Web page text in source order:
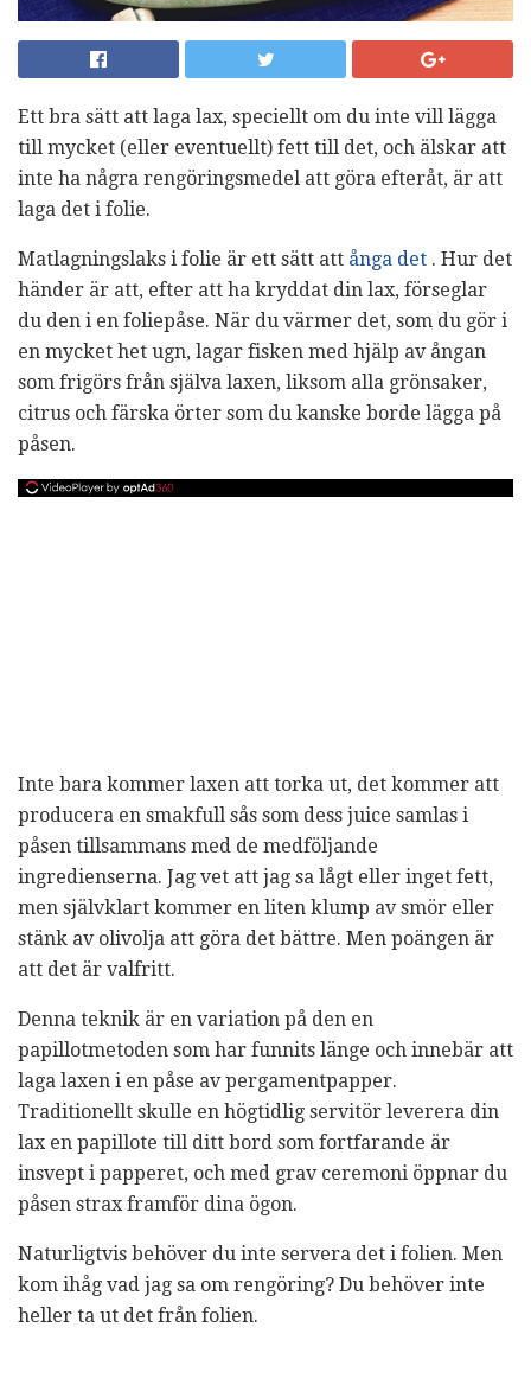
Ett bra sätt att laga lax, speciellt om du inte vill lägga
till mycket (eller eventuellt) fett till det, och älskar att
inte ha några rengöringsmedel att göra efteråt, är att
laga det i folie.
Matlagningslaks i folie är ett sätt att ånga det . Hur det
händer är att, efter att ha kryddat din lax, förseglar
du den i en foliepåse. När du värmer det, som du gör i
en mycket het ugn, lagar fisken med hjälp av ångan
som frigörs från själva laxen, liksom alla grönsaker,
citrus och färska örter som du kanske borde lägga på
påsen.
Inte bara kommer laxen att torka ut, det kommer att
producera en smakfull sås som dess juice samlas i
påsen tillsammans med de medföljande
ingredienserna. Jag vet att jag sa lågt eller inget fett,
men självklart kommer en liten klump av smör eller
stänk av olivolja att göra det bättre. Men poängen är
att det är valfritt.
Denna teknik är en variation på den en
papillotmetoden som har funnits länge och innebär att
laga laxen i en påse av pergamentpapper.
Traditionellt skulle en högtidlig servitör leverera din
lax en papillote till ditt bord som fortfarande är
insvept i papperet, och med grav ceremoni öppnar du
påsen strax framför dina ögon.
Naturligtvis behöver du inte servera det i folien. Men
kom ihåg vad jag sa om rengöring? Du behöver inte
heller ta ut det från folien.